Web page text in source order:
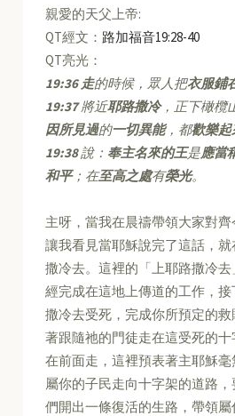
親愛的天父上帝:
QT經文： 路加福音19:28-40
QT亮光：
19:36 走的時候，眾人把衣服鋪
19:37將近耶路撒冷，正下橄欖
因所見過的一切異能，都歡樂起
19:38說： 奉主名來的王是應當
和平；在至高之處有榮光。
主呀，當我在晨禱帶領大家對
讓我看見當耶穌說完了這話，
撒冷去。這裡的「上耶路撒冷
經完成在這地上傳道的工作，
撒冷去受死，完成你所預定的
著跟隨祂的門徒走在這受死的
在前面走，這裡預表著主耶穌
屬你的子民走向十字架的道路
們開出一條復活的生路，帶領